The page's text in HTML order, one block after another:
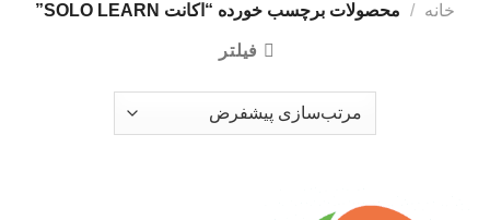
خانه / محصولات برچسب خورده “اکانت SOLO LEARN”
فیلتر